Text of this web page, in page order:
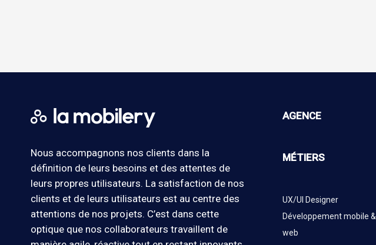
Nous accompagnons nos clients dans la
définition de leurs besoins et des attentes de
leurs propres utilisateurs. La satisfaction de nos
clients et de leurs utilisateurs est au centre des
attentions de nos projets. C’est dans cette
optique que nos collaborateurs travaillent de
AGENCE
MÉTIERS
UX/UI Designer
Développement mobile &
web